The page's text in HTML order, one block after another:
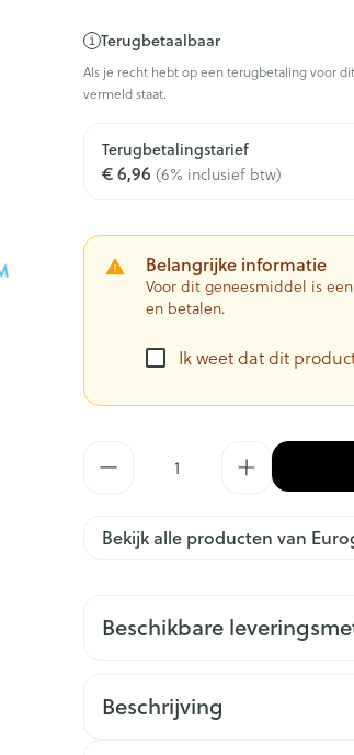
Terugbetaalbaar
Als je recht hebt op een terugbetaling voor
vermeld staat.
Terugbetalingstarief
€ 6,96 (6% inclusief btw)
Belangrijke informatie
Voor dit geneesmiddel is
en betalen.
Ik weet dat dit
Bekijk alle producten van
Beschikbare
Beschrijving